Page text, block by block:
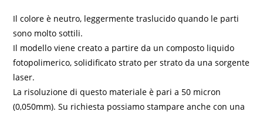
Il colore è neutro, leggermente traslucido quando le parti
sono molto sottili.
Il modello viene creato a partire da un composto liquido
fotopolimerico, solidificato strato per strato da una sorgente
laser.
La risoluzione di questo materiale è pari a 50 micron
(0,050mm). Su richiesta possiamo stampare anche con una